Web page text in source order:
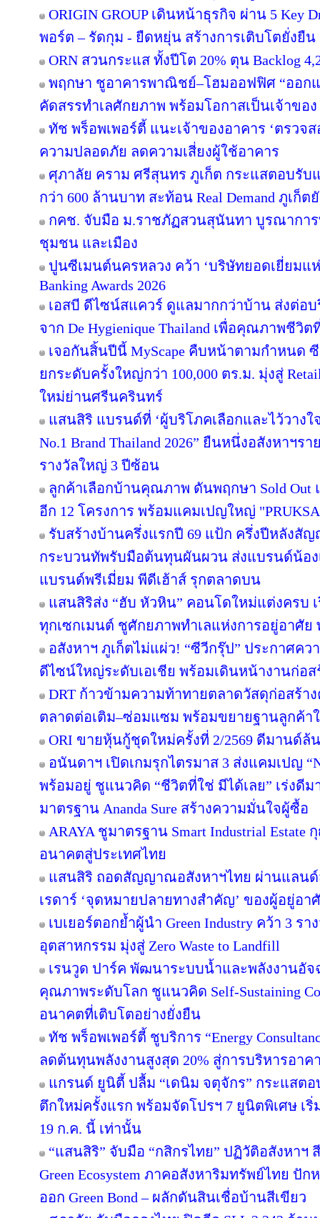
ORIGIN GROUP เดินหน้าธุรกิจ ผ่าน 5 Key
พอร์ต – รัดกุม - ยืดหยุ่น สร้างการเติบโตยั่งยื
ORN สวนกระแส ทั้งปีโต 20% ตุน Backlog
พฤกษา ชูอาคารพาณิชย์–โฮมออฟฟิศ “ออก
คัดสรรทำเลศักยภาพ พร้อมโอกาสเป็นเจ้าของ
ทัช พร็อพเพอร์ตี้ แนะเจ้าของอาคาร ‘ตรวจ
ความปลอดภัย ลดความเสี่ยงผู้ใช้อาคาร
ศุภาลัย คราม ศรีสุนทร ภูเก็ต กระแสตอบรับ
กว่า 600 ล้านบาท สะท้อน Real Demand ภูเก็ต
กคช. จับมือ ม.ราชภัฏสวนสุนันทา บูรณากา
ชุมชน และเมือง
ปูนซีเมนต์นครหลวง คว้า ‘บริษัทยอดเยี่ยมแห่
Banking Awards 2026
เอสบี ดีไซน์สแควร์ ดูแลมากกว่าบ้าน ส่งต่อ
จาก De Hygienique Thailand เพื่อคุณภาพชี
เจอกันสิ้นปีนี้ MyScape คืบหน้าตามกำหนด
ยกระดับครั้งใหญ่กว่า 100,000 ตร.ม. มุ่งสู่
ใหม่ย่านศรีนครินทร์
แสนสิริ แบรนด์ที่ ‘ผู้บริโภคเลือกและไว้วางใ
No.1 Brand Thailand 2026” ยืนหนึ่งอสังหาฯร
รางวัลใหญ่ 3 ปีซ้อน
ลูกค้าเลือกบ้านคุณภาพ ดันพฤกษา Sold Out
อีก 12 โครงการ พร้อมแคมเปญใหญ่ "PRUKSA
รับสร้างบ้านครึ่งแรกปี 69 แป้ก ครึ่งปีหลัง
กระบวนทัพรับมือต้นทุนผันผวน ส่งแบรนด์น้อง
แบรนด์พรีเมี่ยม พีดีเฮ้าส์ รุกตลาดบน
แสนสิริส่ง “ฮับ หัวหิน” คอนโดใหม่แต่งครบ
ทุกเซกเมนต์ ชูศักยภาพทำเลแห่งการอยู่อาศั
อสังหาฯ ภูเก็ตไม่แผ่ว! “ซีวีกรุ๊ป” ประกาศคว
ดีไซน์ใหญ่ระดับเอเชีย พร้อมเดินหน้างานก่อส
DRT ก้าวข้ามความท้าทายตลาดวัสดุก่อสร้า
ตลาดต่อเติม–ซ่อมแซม พร้อมขยายฐานลูกค้
ORI ขายหุ้นกู้ชุดใหม่ครั้งที่ 2/2569 ดีมานด์ล้
อนันดาฯ เปิดเกมรุกไตรมาส 3 ส่งแคมเปญ
พร้อมอยู่ ชูแนวคิด “ชีวิตที่ใช่ มีได้เลย” เร่งดี
มาตรฐาน Ananda Sure สร้างความมั่นใจผู้ซื้อ
ARAYA ชูมาตรฐาน Smart Industrial
อนาคตสู่ประเทศไทย
แสนสิริ ถอดสัญญาณอสังหาฯไทย ผ่านแลนด์
เรดาร์ ‘จุดหมายปลายทางสำคัญ’ ของผู้อยู่อ
เบเยอร์ตอกย้ำผู้นำ Green Industry คว้า 3 ร
อุตสาหกรรม มุ่งสู่ Zero Waste to Landfill
เรนวูด ปาร์ค พัฒนาระบบน้ำและพลังงานอั
คุณภาพระดับโลก ชูแนวคิด Self-Sustaining
อนาคตที่เติบโตอย่างยั่งยืน
ทัช พร็อพเพอร์ตี้ ชูบริการ “Energy
ลดต้นทุนพลังงานสูงสุด 20% สู่การบริหารอาค
แกรนด์ ยูนิตี้ ปลื้ม “เดนิม จตุจักร” กระแสตอ
ตึกใหม่ครั้งแรก พร้อมจัดโปรฯ 7 ยูนิตพิเศษ เริ่
19 ก.ค. นี้ เท่านั้น
“แสนสิริ” จับมือ “กสิกรไทย” ปฏิวัติอสังหาฯ
Green Ecosystem ภาคอสังหาริมทรัพย์ไทย ปัก
ออก Green Bond – ผลักดันสินเชื่อบ้านสีเขียว